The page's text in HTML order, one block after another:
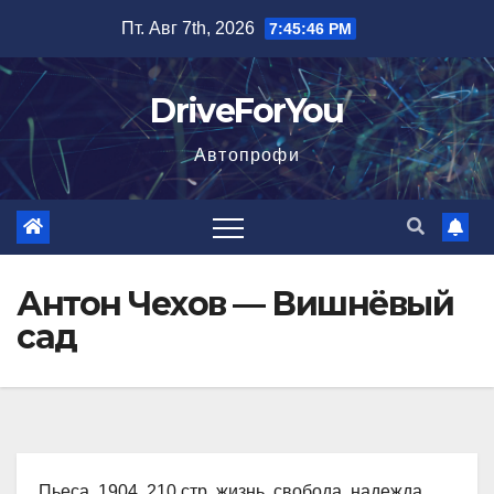
содержимому
Пт. Авг 7th, 2026 7:45:47 PM
DriveForYou
Автопрофи
Антон Чехов — Вишнёвый
сад